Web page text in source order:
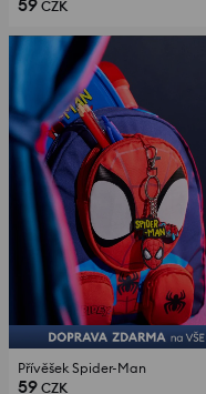
59 CZK
Přívěšek Spider-Man
59 CZK